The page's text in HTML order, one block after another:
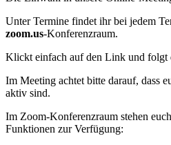
Unter Termine findet ihr bei jedem
zoom.us-Konferenzraum.
Klickt einfach auf den Link und folgt
Im Meeting achtet bitte darauf, dass
aktiv sind.
Im Zoom-Konferenzraum stehen
Funktionen zur Verfügung: